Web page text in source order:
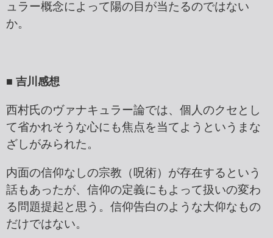
ュラー概念によって陽の目が当たるのではない
か。
■ 吉川感想
西村氏のヴァナキュラー論では、個人のクセとし
て省かれそうな心にも焦点を当てようというまな
ざしがみられた。
内面の信仰なしの宗教（呪術）が存在するという
話もあったが、信仰の定義にもよって扱いの変わ
る問題提起と思う。信仰告白のような大仰なもの
だけではない。